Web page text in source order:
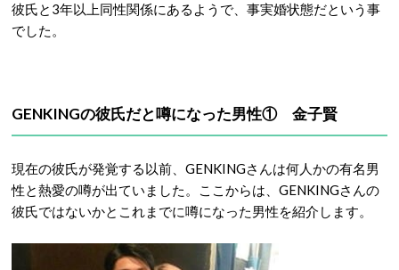
彼氏と3年以上同性関係にあるようで、事実婚状態だという事
でした。
GENKINGの彼氏だと噂になった男性① 金子賢
現在の彼氏が発覚する以前、GENKINGさんは何人かの有名男
性と熱愛の噂が出ていました。ここからは、GENKINGさんの
彼氏ではないかとこれまでに噂になった男性を紹介します。